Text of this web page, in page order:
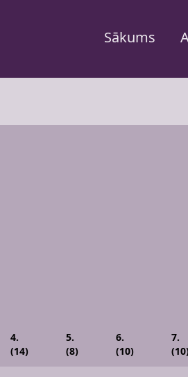
Sākums
4.
(14)
5.
(8)
6.
(10)
7.